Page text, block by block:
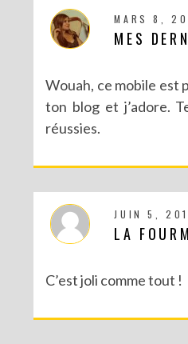
MARS 8,
MES
Wouah, ce mobile est
ton blog et j’adore.
réussies.
JUIN 5,
LA
C’est joli comme tout !